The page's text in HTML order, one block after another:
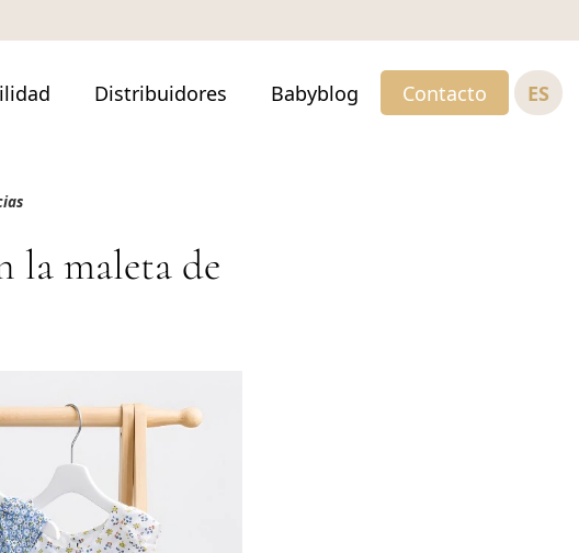
Distribuidores Babyblog Contacto ES
la maleta de